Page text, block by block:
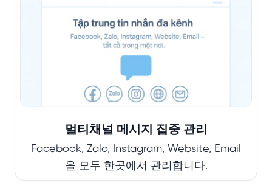
멀티채널 메시지 집중 관리
Facebook, Zalo, Instagram, Website, Email
을 모두 한곳에서 관리합니다.